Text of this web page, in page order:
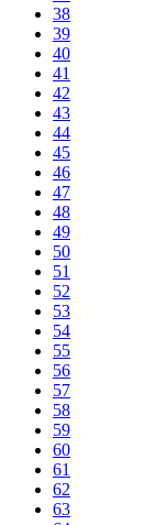
38
39
40
41
42
43
44
45
46
47
48
49
50
51
52
53
54
55
56
57
58
59
60
61
62
63